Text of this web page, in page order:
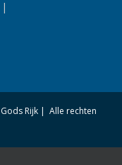
Rijk | Alle rechten